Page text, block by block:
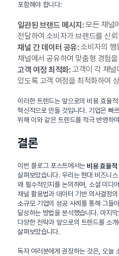
포함해야 합니다:
일관된 브랜드 메시지:모든 채널
전달하여 소비자가 브랜드를 신
채널 간 데이터 공유:소비자의 행
채널에서 공유하여 맞춤형 경험
고객 여정 최적화:고객이 각 채널
있도록 고객 여정을 최적화하여
이러한 트렌드는 앞으로의 비용 효율
혁신적으로 만들 것입니다. 기업은 빠
위해 이와 같은 트렌드를 적극 반영하
결론
이번 블로그 포스트에서는 비용 효율적
살펴보았습니다. 우리는 현대 비즈니
왜 필수적인지를 논의하며, 소셜 미디
채널 활용법과 데이터 기반 의사결정
소규모 기업의 성공 사례를 통해 그들
달성하는 방법을 분석했습니다. 마지
다양한 전략과 앞으로의 트렌드를 소
살펴보았습니다.
독자 여러분에게 권장하는 것은, 오늘